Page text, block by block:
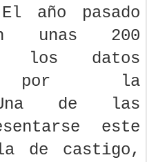
año pasado
unas 200
los datos
por la
Una de las
este
de castigo,